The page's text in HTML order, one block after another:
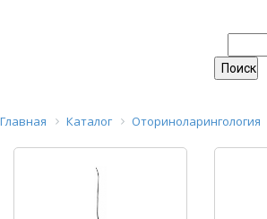
Главная Каталог Оториноларингология